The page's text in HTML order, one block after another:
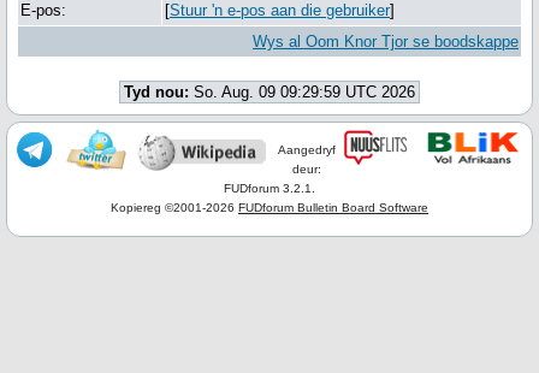
E-pos: [Stuur 'n e-pos aan die gebruiker]
Wys al Oom Knor Tjor se boodskappe
Tyd nou: So. Aug. 09 09:29:59 UTC 2026
Aangedryf
deur:
FUDforum 3.2.1.
Kopiereg ©2001-2026 FUDforum Bulletin Board Software